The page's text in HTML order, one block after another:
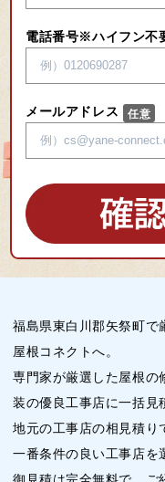
電話番号※ハイフン不
メールアドレス
福島県東白川郡矢祭町で
屋根コネクトへ。
専門家が厳選した屋根の
装の優良工事店に一括見
地元の工事店の相見積り
一番条件の良い工事店を